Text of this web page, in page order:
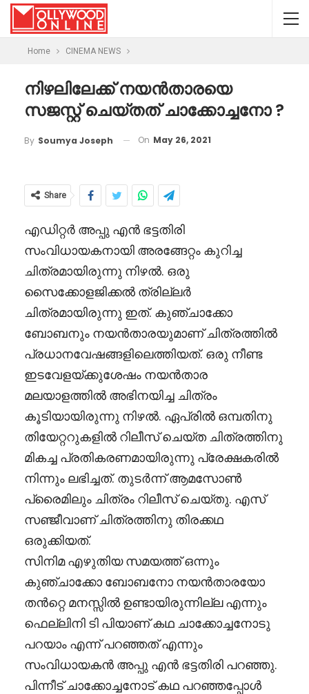
Home CINEMA NEWS
നിഴലിലേക്ക് നയൻതാരയെ
സജസ്റ്റ് ചെയ്തത് ചാക്കോച്ചനോ ?
By Soumya Joseph On May 26, 2021
Share
എഡിറ്റർ അപ്പു എൻ ഭട്ടതിരി
സംവിധായകനായി അരങ്ങേറ്റം കുറിച്ച
ചിത്രമായിരുന്നു നിഴൽ. ഒരു
സൈക്കോളജിക്കൽ ത്രില്ലർ
ചിത്രമായിരുന്നു ഇത്. കുഞ്ചാക്കോ
ബോബനും നയൻതാരയുമാണ് ചിത്രത്തിൽ
പ്രധാനവേഷങ്ങളിലെത്തിയത്. ഒരു നീണ്ട
ഇടവേളയ്ക്കുശേഷം നയൻതാര
മലയാളത്തിൽ അഭിനയിച്ച ചിത്രം
കൂടിയായിരുന്നു നിഴൽ. ഏപ്രിൽ ഒമ്പതിനു
തിയേറ്ററുകളിൽ റിലീസ് ചെയ്ത ചിത്രത്തിനു
മികച്ച പ്രതികരണമായിരുന്നു പ്രേക്ഷകരിൽ
നിന്നും ലഭിച്ചത്. തുടർന്ന് ആമസോൺ
പ്രൈമിലും ചിത്രം റിലീസ് ചെയ്തു. എസ്
സഞ്ജീവാണ് ചിത്രത്തിനു തിരക്കഥ
ഒരുക്കിയത്.
സിനിമ എഴുതിയ സമയത്ത് ഒന്നും
കുഞ്ചാക്കോ ബോബനോ നയൻതാരയോ
തൻറ്റെ മനസ്സിൽ ഉണ്ടായിരുന്നില്ല എന്നും
ഫെല്ലിനി ടി പിയാണ് കഥ ചാക്കോച്ചനോടു
പറയാം എന്ന് പറഞ്ഞത് എന്നും
സംവിധായകൻ അപ്പു എൻ ഭട്ടതിരി പറഞ്ഞു.
പിന്നീട് ചാക്കോച്ചനോട് കഥ പറഞ്ഞപ്പോൾ